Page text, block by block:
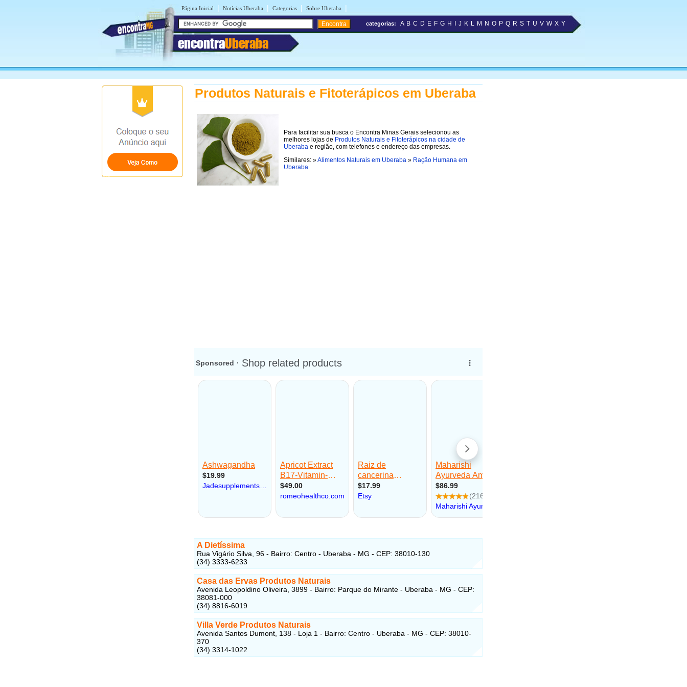
Página Inicial | Notícias Uberaba | Categorias | Sobre Uberaba |
encontraUberaba
categorias: A B C D E F G H J K L M N O P Q R S T U V W X Y
Produtos Naturais e Fitoterápicos em Uberaba
Para facilitar sua busca o Encontra Minas Gerais selecionou as
melhores lojas de Produtos Naturais e Fitoterápicos na cidade de
Uberaba e região, com telefones e endereço das empresas.
Similares: »Alimentos Naturais em Uberaba » Ração Humana em
Uberaba
A Dietíssima
Rua Vigário Silva, 96 - Bairro: Centro - Uberaba - MG - CEP: 38010-130
(34) 3333-6233
Casa das Ervas Produtos Naturais
Avenida Leopoldino Oliveira, 3899 - Bairro: Parque do Mirante - Uberaba - MG - CEP:
38081-000
(34) 8816-6019
Villa Verde Produtos Naturais
Avenida Santos Dumont, 138 - Loja 1 - Bairro: Centro - Uberaba - MG - CEP: 38010-
370
(34) 3314-1022